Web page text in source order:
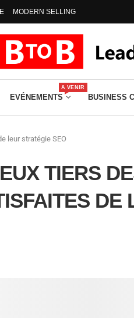
MODERN SELLING
EVÉNEMENTS
A VENIR
BUSINESS
leur stratégie SEO
TIERS
DE